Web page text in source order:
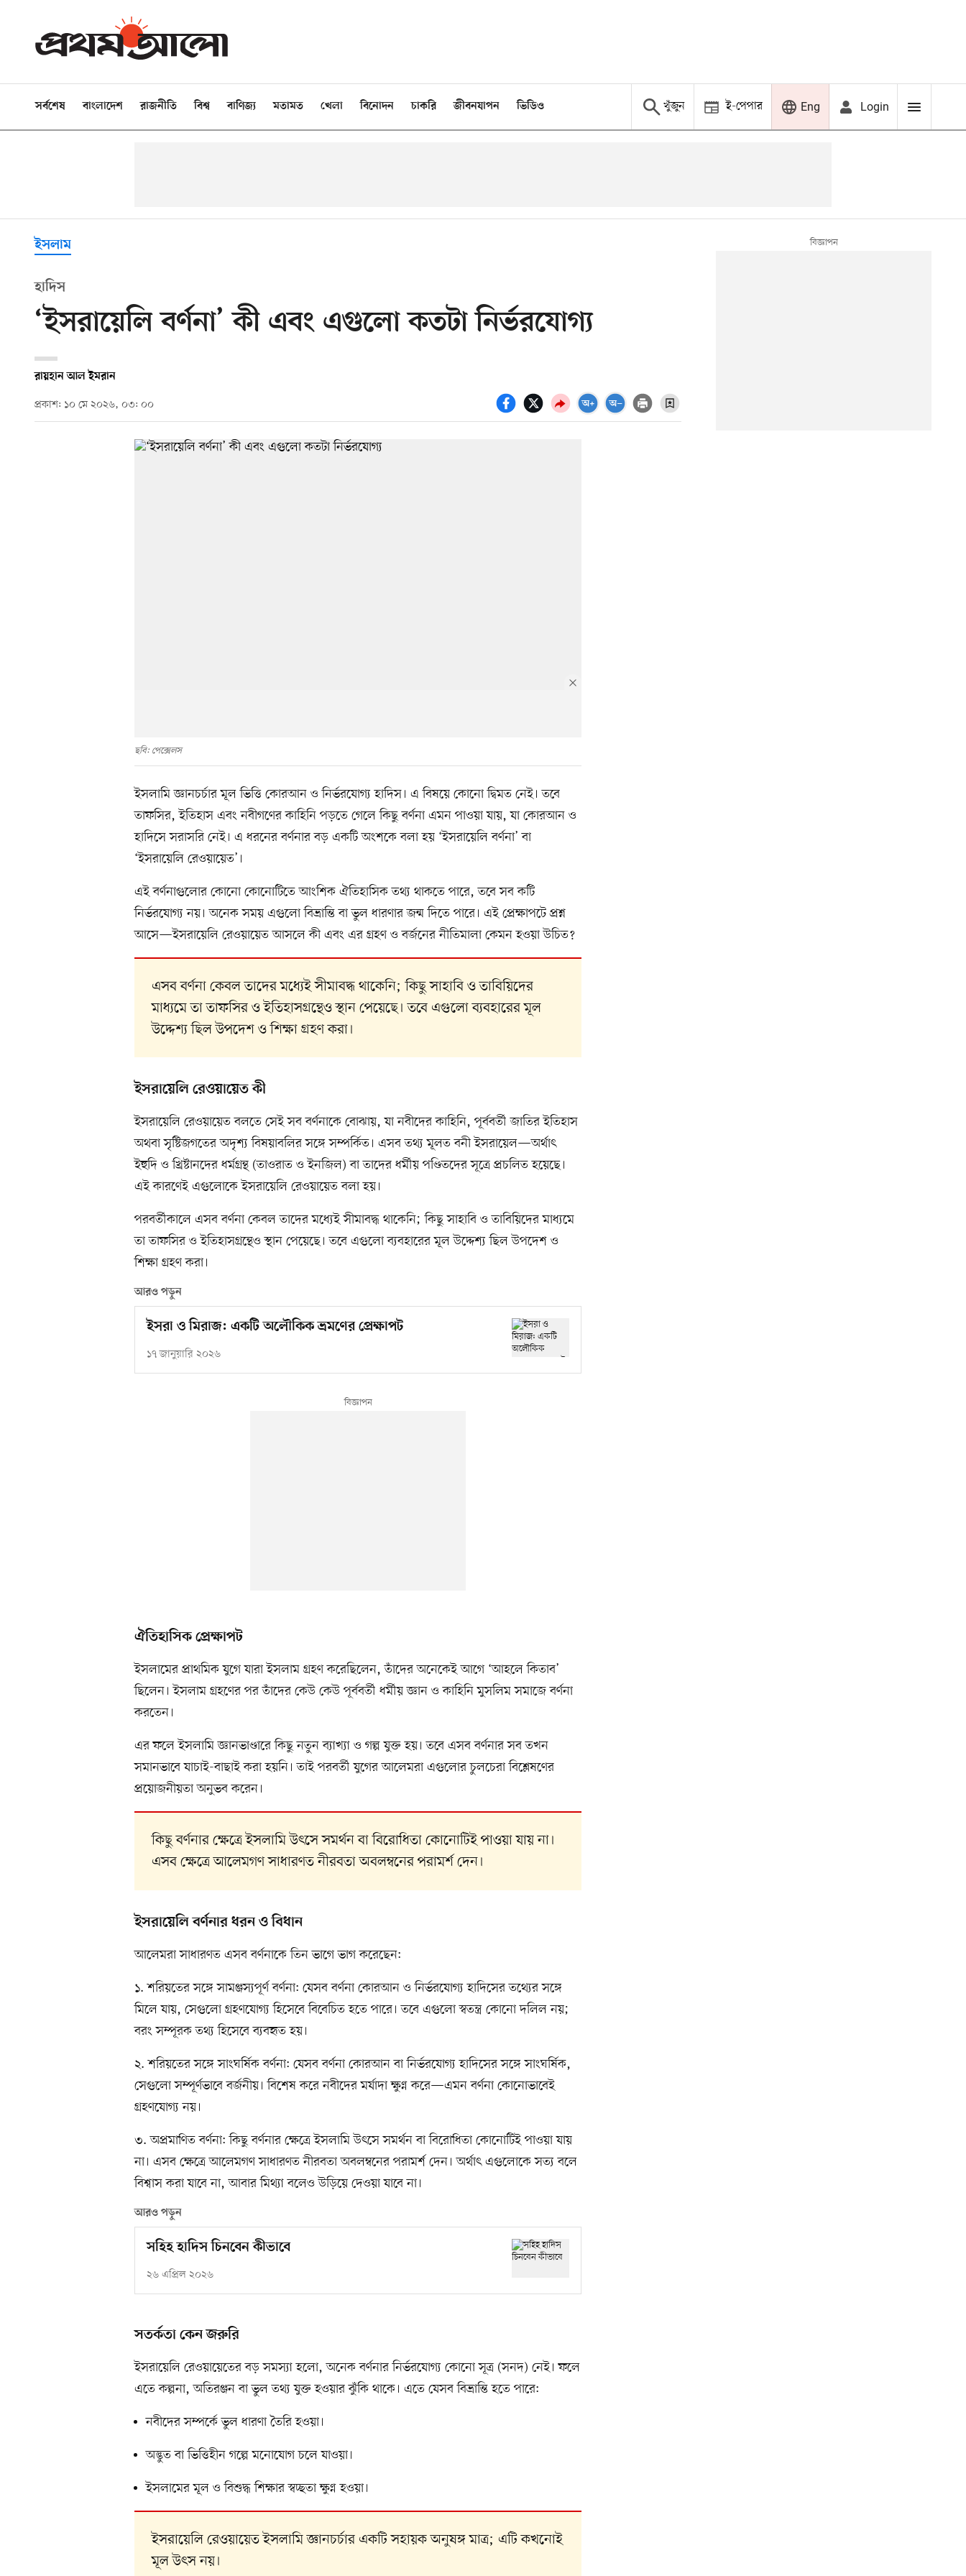
সর্বশেষ বাংলাদেশ রাজনীতি বিশ্ব বাণিজ্য মতামত খেলা বিনোদন চাকরি জীবনযাপন ভিডিও খুঁজুন ই-পেপার Eng Login
ইসলাম
হাদিস
‘ইসরায়েলি বর্ণনা’ কী এবং এগুলো কতটা নির্ভরযোগ্য
রায়হান আল ইমরান
প্রকাশ: ১০ মে ২০২৬, ০৩: ০০
ছবি: পেক্সেলস
ইসলামি জ্ঞানচর্চার মূল ভিত্তি কোরআন ও নির্ভরযোগ্য হাদিস। এ বিষয়ে কোনো দ্বিমত নেই। তবে
তাফসির, ইতিহাস এবং নবীগণের কাহিনি পড়তে গেলে কিছু বর্ণনা এমন পাওয়া যায়, যা কোরআন ও
হাদিসে সরাসরি নেই। এ ধরনের বর্ণনার বড় একটি অংশকে বলা হয় ‘ইসরায়েলি বর্ণনা’ বা
‘ইসরায়েলি রেওয়ায়েত’।
এই বর্ণনাগুলোর কোনো কোনোটিতে আংশিক ঐতিহাসিক তথ্য থাকতে পারে, তবে সব কটি
নির্ভরযোগ্য নয়। অনেক সময় এগুলো বিভ্রান্তি বা ভুল ধারণার জন্ম দিতে পারে। এই প্রেক্ষাপটে প্রশ্ন
আসে—ইসরায়েলি রেওয়ায়েত আসলে কী এবং এর গ্রহণ ও বর্জনের নীতিমালা কেমন হওয়া উচিত?
এসব বর্ণনা কেবল তাদের মধ্যেই সীমাবদ্ধ থাকেনি; কিছু সাহাবি ও তাবিয়িদের
মাধ্যমে তা তাফসির ও ইতিহাসগ্রন্থেও স্থান পেয়েছে। তবে এগুলো ব্যবহারের মূল
উদ্দেশ্য ছিল উপদেশ ও শিক্ষা গ্রহণ করা।
ইসরায়েলি রেওয়ায়েত কী
ইসরায়েলি রেওয়ায়েত বলতে সেই সব বর্ণনাকে বোঝায়, যা নবীদের কাহিনি, পূর্ববর্তী জাতির ইতিহাস
অথবা সৃষ্টিজগতের অদৃশ্য বিষয়াবলির সঙ্গে সম্পর্কিত। এসব তথ্য মূলত বনী ইসরায়েল—অর্থাৎ
ইহুদি ও খ্রিষ্টানদের ধর্মগ্রন্থ (তাওরাত ও ইনজিল) বা তাদের ধর্মীয় পণ্ডিতদের সূত্রে প্রচলিত হয়েছে।
এই কারণেই এগুলোকে ইসরায়েলি রেওয়ায়েত বলা হয়।
পরবর্তীকালে এসব বর্ণনা কেবল তাদের মধ্যেই সীমাবদ্ধ থাকেনি; কিছু সাহাবি ও তাবিয়িদের মাধ্যমে
তা তাফসির ও ইতিহাসগ্রন্থেও স্থান পেয়েছে। তবে এগুলো ব্যবহারের মূল উদ্দেশ্য ছিল উপদেশ ও
শিক্ষা গ্রহণ করা।
আরও পড়ুন
ইসরা ও মিরাজ: একটি অলৌকিক ভ্রমণের প্রেক্ষাপট
১৭ জানুয়ারি ২০২৬
ঐতিহাসিক প্রেক্ষাপট
ইসলামের প্রাথমিক যুগে যারা ইসলাম গ্রহণ করেছিলেন, তাঁদের অনেকেই আগে ‘আহলে কিতাব’
ছিলেন। ইসলাম গ্রহণের পর তাঁদের কেউ কেউ পূর্ববর্তী ধর্মীয় জ্ঞান ও কাহিনি মুসলিম সমাজে বর্ণনা
করতেন।
এর ফলে ইসলামি জ্ঞানভাণ্ডারে কিছু নতুন ব্যাখ্যা ও গল্প যুক্ত হয়। তবে এসব বর্ণনার সব তখন
সমানভাবে যাচাই-বাছাই করা হয়নি। তাই পরবর্তী যুগের আলেমরা এগুলোর চুলচেরা বিশ্লেষণের
প্রয়োজনীয়তা অনুভব করেন।
কিছু বর্ণনার ক্ষেত্রে ইসলামি উৎসে সমর্থন বা বিরোধিতা কোনোটিই পাওয়া যায় না।
এসব ক্ষেত্রে আলেমগণ সাধারণত নীরবতা অবলম্বনের পরামর্শ দেন।
ইসরায়েলি বর্ণনার ধরন ও বিধান
আলেমরা সাধারণত এসব বর্ণনাকে তিন ভাগে ভাগ করেছেন:
১. শরিয়তের সঙ্গে সামঞ্জস্যপূর্ণ বর্ণনা: যেসব বর্ণনা কোরআন ও নির্ভরযোগ্য হাদিসের তথ্যের সঙ্গে
মিলে যায়, সেগুলো গ্রহণযোগ্য হিসেবে বিবেচিত হতে পারে। তবে এগুলো স্বতন্ত্র কোনো দলিল নয়;
বরং সম্পূরক তথ্য হিসেবে ব্যবহৃত হয়।
২. শরিয়তের সঙ্গে সাংঘর্ষিক বর্ণনা: যেসব বর্ণনা কোরআন বা নির্ভরযোগ্য হাদিসের সঙ্গে সাংঘর্ষিক,
সেগুলো সম্পূর্ণভাবে বর্জনীয়। বিশেষ করে নবীদের মর্যাদা ক্ষুণ্ন করে—এমন বর্ণনা কোনোভাবেই
গ্রহণযোগ্য নয়।
৩. অপ্রমাণিত বর্ণনা: কিছু বর্ণনার ক্ষেত্রে ইসলামি উৎসে সমর্থন বা বিরোধিতা কোনোটিই পাওয়া যায়
না। এসব ক্ষেত্রে আলেমগণ সাধারণত নীরবতা অবলম্বনের পরামর্শ দেন। অর্থাৎ এগুলোকে সত্য বলে
বিশ্বাস করা যাবে না, আবার মিথ্যা বলেও উড়িয়ে দেওয়া যাবে না।
আরও পড়ুন
সহিহ হাদিস চিনবেন কীভাবে
২৬ এপ্রিল ২০২৬
সতর্কতা কেন জরুরি
ইসরায়েলি রেওয়ায়েতের বড় সমস্যা হলো, অনেক বর্ণনার নির্ভরযোগ্য কোনো সূত্র (সনদ) নেই। ফলে
এতে কল্পনা, অতিরঞ্জন বা ভুল তথ্য যুক্ত হওয়ার ঝুঁকি থাকে। এতে যেসব বিভ্রান্তি হতে পারে:
নবীদের সম্পর্কে ভুল ধারণা তৈরি হওয়া।
অদ্ভুত বা ভিত্তিহীন গল্পে মনোযোগ চলে যাওয়া।
ইসলামের মূল ও বিশুদ্ধ শিক্ষার স্বচ্ছতা ক্ষুণ্ন হওয়া।
ইসরায়েলি রেওয়ায়েত ইসলামি জ্ঞানচর্চার একটি সহায়ক অনুষঙ্গ মাত্র; এটি কখনোই
মূল উৎস নয়।